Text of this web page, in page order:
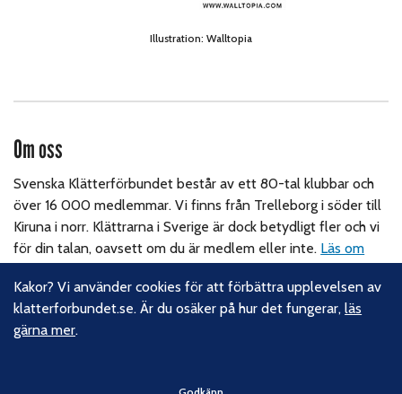
Illustration: Walltopia
Om oss
Svenska Klätterförbundet består av ett 80-tal klubbar och
över 16 000 medlemmar. Vi finns från Trelleborg i söder till
Kiruna i norr. Klättrarna i Sverige är dock betydligt fler och vi
för din talan, oavsett om du är medlem eller inte. Läs om
Följ oss
Kakor? Vi använder cookies för att förbättra upplevelsen av
klatterforbundet.se. Är du osäker på hur det fungerar,läs
gärna mer.